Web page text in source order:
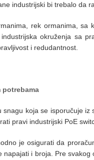
industrijski bi trebalo da
rek ormanima,
okruženja sa
i redudantnost.
potrebama
koja se isporučuje
pravi industrijski PoE
je osigurati da
napajati i broja. Pre svakog